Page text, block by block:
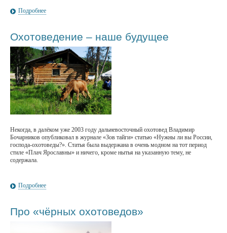
Подробнее
Охотоведение – наше будущее
Некогда, в далёком уже 2003 году дальневосточный охотовед Владимир
Бочарников опубликовал в журнале «Зов тайги» статью «Нужны ли вы России,
господа-охотоведы?». Статья была выдержана в очень модном на тот период
стиле «Плач Ярославны» и ничего, кроме нытья на указанную тему, не
содержала.
Подробнее
Про «чёрных охотоведов»